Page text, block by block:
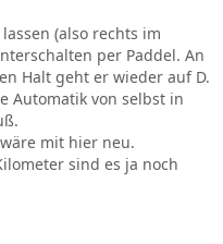
(also rechts im
per Paddel. An
Halt geht er wieder auf D.
Automatik von selbst in
mit hier neu.
sind es ja noch